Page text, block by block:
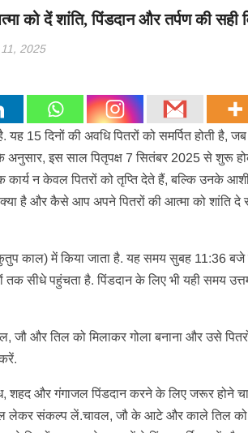
को दें शांति, पिंडदान और तर्पण की सही
2025
यह 15 दिनों की अवधि पितरों को समर्पित होती है,
अनुसार, इस साल पितृपक्ष 7 सितंबर 2025 से शुरू
कार्य न केवल पितरों को तृप्ति देते हैं, बल्कि उनके
क्या है और कैसे आप अपने पितरों की आत्मा को शांति
काल) में किया जाता है. यह समय सुबह 11:36 बजे
तक सीधे पहुंचता है. पिंडदान के लिए भी यही समय
जौ और तिल को मिलाकर गोला बनाना और उसे
और गंगाजल पिंडदान करने के लिए जरूर होने
लेकर संकल्प लें.चावल, जौ के आटे और काले तिल को